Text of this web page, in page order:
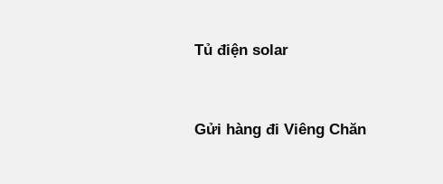
Tủ điện solar
Gửi hàng đi Viêng Chăn